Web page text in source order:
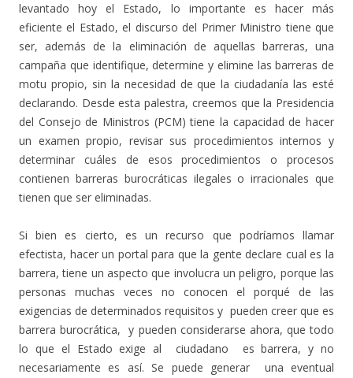
levantado hoy el Estado, lo importante es hacer más
eficiente el Estado, el discurso del Primer Ministro tiene que
ser, además de la eliminación de aquellas barreras, una
campaña que identifique, determine y elimine las barreras de
motu propio, sin la necesidad de que la ciudadanía las esté
declarando. Desde esta palestra, creemos que la Presidencia
del Consejo de Ministros (PCM) tiene la capacidad de hacer
un examen propio, revisar sus procedimientos internos y
determinar cuáles de esos procedimientos o procesos
contienen barreras burocráticas ilegales o irracionales que
tienen que ser eliminadas.
Si bien es cierto, es un recurso que podríamos llamar
efectista, hacer un portal para que la gente declare cual es la
barrera, tiene un aspecto que involucra un peligro, porque las
personas muchas veces no conocen el porqué de las
exigencias de determinados requisitos y pueden creer que es
barrera burocrática, y pueden considerarse ahora, que todo
lo que el Estado exige al ciudadano es barrera, y no
necesariamente es así. Se puede generar una eventual